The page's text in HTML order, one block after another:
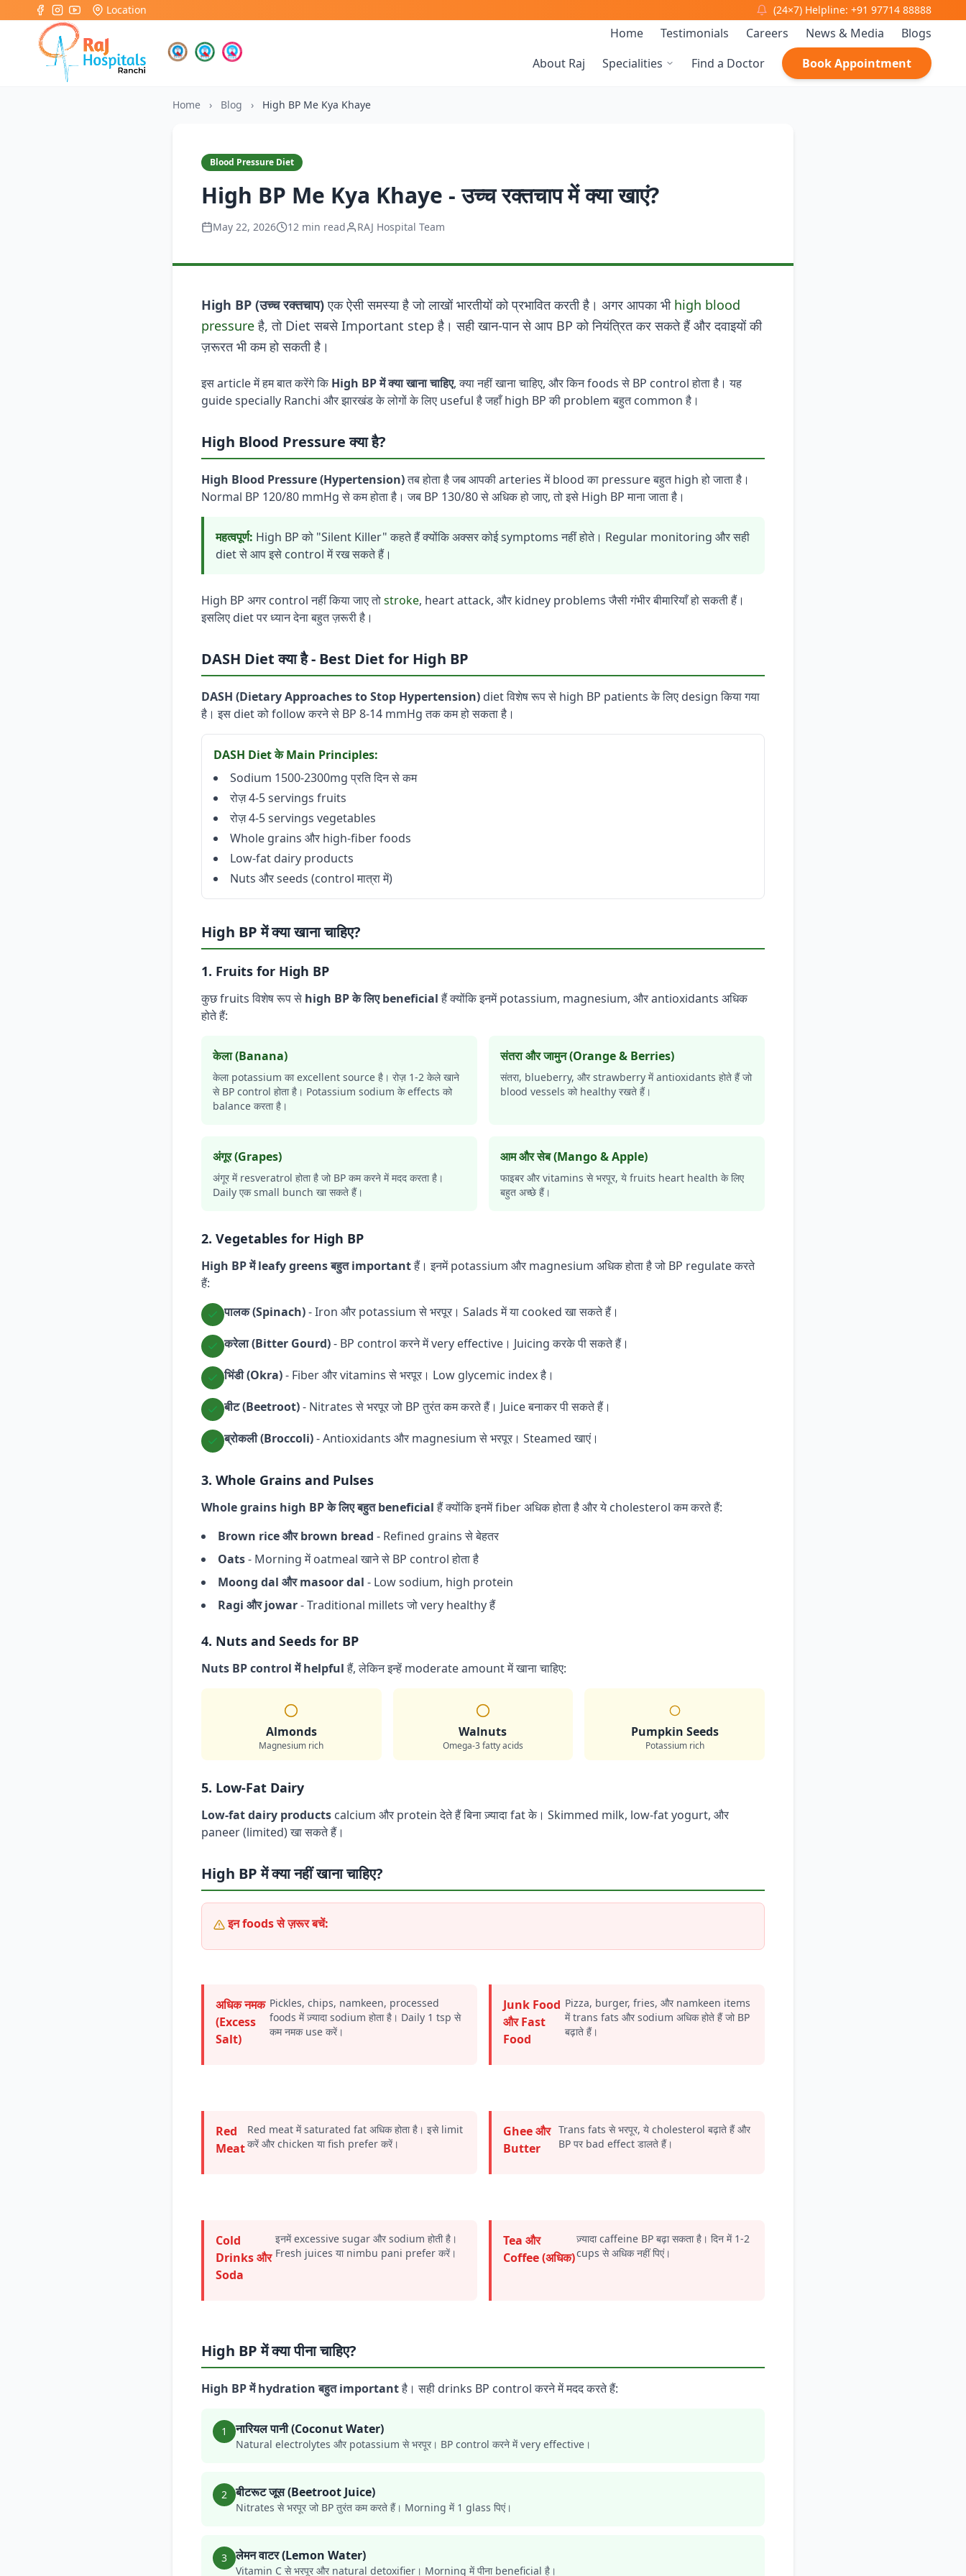
Location (24×7) Helpline: +91 97714 88888
Home Testimonials Careers News & Media
Blogs
About Raj
Specialities Find a Doctor Book Appointment
Home › Blog › High BP Me Kya Khaye
Blood Pressure Diet
High BP Me Kya Khaye - उच्च रक्तचाप में क्या खाएं?
May 22, 2026 12 min read RAJ Hospital Team
High BP (उच्च रक्तचाप)एक ऐसी समस्या है जो लाखों भारतीयों को प्रभावित करती है। अगर आपका भी high blood
pressureहै, तो Diet सबसे Important step है। सही खान-पान से आप BP को नियंत्रित कर सकते हैं और दवाइयों की
ज़रूरत भी कम हो सकती है।
इस article में हम बात करेंगे कि High BP में क्या खाना चाहिए, क्या नहीं खाना चाहिए, और किन foods से BP control होता है। यह
guide specially Ranchi और झारखंड के लोगों के लिए useful है जहाँ high BP की problem बहुत common है।
High Blood Pressure क्या है?
High Blood Pressure (Hypertension)तब होता है जब आपकी arteries में blood का pressure बहुत high हो जाता है।
Normal BP 120/80 mmHg से कम होता है। जब BP 130/80 से अधिक हो जाए, तो इसे High BP माना जाता है।
महत्वपूर्ण: High BP को "Silent Killer" कहते हैं क्योंकि अक्सर कोई symptoms नहीं होते। Regular monitoring और सही
diet से आप इसे control में रख सकते हैं।
High BP अगर control नहीं किया जाए तोstroke, heart attack, और kidney problems जैसी गंभीर बीमारियाँ हो सकती हैं।
इसलिए diet पर ध्यान देना बहुत ज़रूरी है।
DASH Diet क्या है - Best Diet for High BP
DASH (Dietary Approaches to Stop Hypertension) diet विशेष रूप से high BP patients के लिए design किया गया
है। इस diet को follow करने से BP 8-14 mmHg तक कम हो सकता है।
DASH Diet के Main Principles:
Sodium 1500-2300mg प्रति दिन से कम
रोज़ 4-5 servings fruits
रोज़ 4-5 servings vegetables
Whole grains और high-fiber foods
Low-fat dairy products
Nuts और seeds (control मात्रा में)
High BP में क्या खाना चाहिए?
1. Fruits for High BP
कुछ fruits विशेष रूप से high BP के लिए beneficialहैं क्योंकि इनमें potassium, magnesium, और antioxidants अधिक
होते हैं:
केला (Banana)
केला potassium का excellent source है। रोज़ 1-2 केले खाने
से BP control होता है। Potassium sodium के effects को
balance करता है।
संतरा और जामुन (Orange & Berries)
संतरा, blueberry, और strawberry में antioxidants होते हैं जो
blood vessels को healthy रखते हैं।
अंगूर (Grapes)
अंगूर में resveratrol होता है जो BP कम करने में मदद करता है।
Daily एक small bunch खा सकते हैं।
आम और सेब (Mango & Apple)
फाइबर और vitamins से भरपूर, ये fruits heart health के लिए
बहुत अच्छे हैं।
2. Vegetables for High BP
High BP में leafy greens बहुत importantहैं। इनमें potassium और magnesium अधिक होता है जो BP regulate करते
हैं:
पालक (Spinach)- Iron और potassium से भरपूर। Salads में या cooked खा सकते हैं।
करेला (Bitter Gourd)- BP control करने में very effective। Juicing करके पी सकते हैं।
भिंडी (Okra)- Fiber और vitamins से भरपूर। Low glycemic index है।
बीट (Beetroot)- Nitrates से भरपूर जो BP तुरंत कम करते हैं। Juice बनाकर पी सकते हैं।
ब्रोकली (Broccoli)- Antioxidants और magnesium से भरपूर। Steamed खाएं।
3. Whole Grains and Pulses
Whole grains high BP के लिए बहुत beneficialहैं क्योंकि इनमें fiber अधिक होता है और ये cholesterol कम करते हैं:
Brown rice और brown bread - Refined grains से बेहतर
Oats- Morning में oatmeal खाने से BP control होता है
Moong dal और masoor dal - Low sodium, high protein
Ragi और jowar- Traditional millets जो very healthy हैं
4. Nuts and Seeds for BP
Nuts BP control में helpfulहैं, लेकिन इन्हें moderate amount में खाना चाहिए:
Almonds
Magnesium rich
Walnuts
Omega-3 fatty acids
Pumpkin Seeds
Potassium rich
5. Low-Fat Dairy
Low-fat dairy products calcium और protein देते हैं बिना ज़्यादा fat के। Skimmed milk, low-fat yogurt, और
paneer (limited) खा सकते हैं।
High BP में क्या नहीं खाना चाहिए?
इन foods से ज़रूर बचें:
अधिक नमक
(Excess
Salt)
Pickles, chips, namkeen, processed
foods में ज़्यादा sodium होता है। Daily 1 tsp से
कम नमक use करें।
Junk Food
और Fast
Food
Pizza, burger, fries, और namkeen items
में trans fats और sodium अधिक होते हैं जो BP
बढ़ाते हैं।
Red
Meat
Red meat में saturated fat अधिक होता है। इसे limit
करें और chicken या fish prefer करें।
Ghee और
Butter
Trans fats से भरपूर, ये cholesterol बढ़ाते हैं और
BP पर bad effect डालते हैं।
Cold
Drinks और
Soda
इनमें excessive sugar और sodium होती है।
Fresh juices या nimbu pani prefer करें।
Tea और
Coffee (अधिक)
ज़्यादा caffeine BP बढ़ा सकता है। दिन में 1-2
cups से अधिक नहीं पिएं।
High BP में क्या पीना चाहिए?
High BP में hydration बहुत importantहै। सही drinks BP control करने में मदद करते हैं:
1 नारियल पानी (Coconut Water)
Natural electrolytes और potassium से भरपूर। BP control करने में very effective।
2 बीटरूट जूस (Beetroot Juice)
Nitrates से भरपूर जो BP तुरंत कम करते हैं। Morning में 1 glass पिएं।
3 लेमन वाटर (Lemon Water)
Vitamin C से भरपूर और natural detoxifier। Morning में पीना beneficial है।